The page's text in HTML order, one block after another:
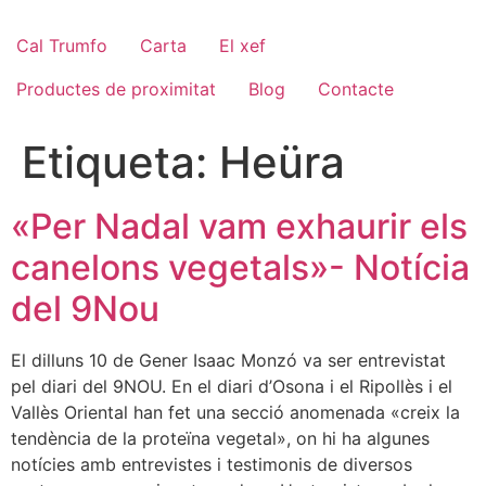
Cal Trumfo Carta
El xef
Productes de proximitat
Blog Contacte
Etiqueta: Heüra
«Per Nadal vam exhaurir els
canelons vegetals»- Notícia
del 9Nou
El dilluns 10 de Gener Isaac Monzó va ser entrevistat
pel diari del 9NOU. En el diari d’Osona i el Ripollès i el
Vallès Oriental han fet una secció anomenada «creix la
tendència de la proteïna vegetal», on hi ha algunes
notícies amb entrevistes i testimonis de diversos